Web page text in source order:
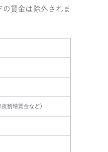
賃金は除外されま
割増賃金など）